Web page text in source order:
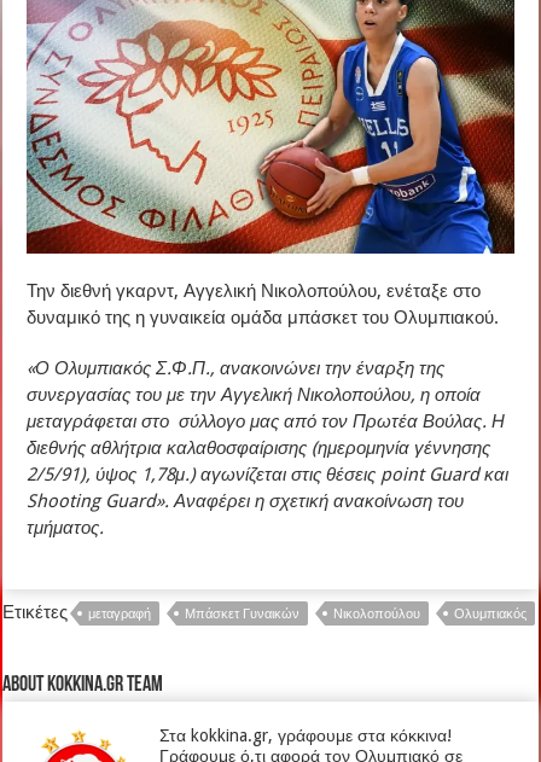
Την διεθνή γκαρντ, Αγγελική Νικολοπούλου, ενέταξε στο
δυναμικό της η γυναικεία ομάδα μπάσκετ του Ολυμπιακού.
«Ο Ολυμπιακός Σ.Φ.Π., ανακοινώνει την έναρξη της
συνεργασίας του με την Αγγελική Νικολοπούλου, η οποία
μεταγράφεται στο σύλλογο μας από τον Πρωτέα Βούλας. Η
διεθνής αθλήτρια καλαθοσφαίρισης (ημερομηνία γέννησης
2/5/91), ύψος 1,78μ.) αγωνίζεται στις θέσεις point Guard και
Shooting Guard». Αναφέρει η σχετική ανακοίνωση του
τμήματος.
Ετικέτες μεταγραφή Μπάσκετ Γυναικών Νικολοπούλου Ολυμπιακός
About kokkina.gr TEAM
Στα kokkina.gr, γράφουμε στα κόκκινα!
Γράφουμε ό,τι αφορά τον Ολυμπιακό σε